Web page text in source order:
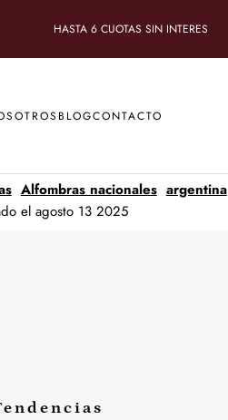
HASTA 6 CUOTAS SIN INTERES
BLOGCONTACTO
Alfombras nacionales argentina
el agosto 13 2025